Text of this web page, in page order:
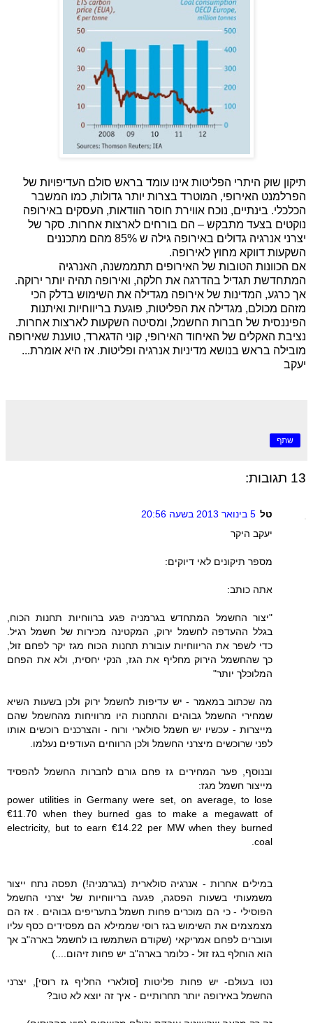
תיקון שוק היתרי הפליטות אינו עומד בראש סולם העדיפויות של
הפרלמנט האירופי, המוטרד בצרות יותר גדולות, כמו המשבר
הכלכלי. בינתיים, נוכח אווירת חוסר הוודאות, העסקים באירופה
נוקטים בצעד מתבקש – הם בורחים לארצות אחרות. סקר של
יצרני אנרגיה גדולים באירופה גילה ש 85% מהם מתכננים
השקעות דווקא מחוץ לאירופה.
אם הכוונות הטובות של האירופים תתממשנה, האנרגיה
המתחדשת תגדיל בהדרגה את חלקה, ואירופה תהיה יותר ירוקה.
אך כרגע, המדינות של אירופה מגדילה את השימוש בדלק הכי
מזהם מכולם, מגדילה את הפליטות, פוגעת בריווחיות ואיתנות
הפיננסית של חברות החשמל, ומסיטה השקעות לארצות אחרות.
נציבת האקלים של האיחוד האירופי, קוני הדגארד, טוענת שאירופה
מובילה בראש בנושא מדיניות אנרגיה ופליטות. אז היא אומרת...
יעקב
שתף
13 תגובות:
טל 5 בינואר 2013 בשעה 20:56
יעקב היקר
מספר תיקונים לאי דיוקים:
אתה כותב:
"יצור החשמל המתחדש בגרמניה פגע ברווחיות תחנות הכוח,
בגלל ההעדפה לחשמל ירוק, המקטינה מכירות של חשמל רגיל.
כדי לשפר את הריווחיות עובורת תחנות הכוח מגז יקר לפחם זול,
כך שהחשמל הירוק מחליף את הגז, הנקי יחסית, ולא את הפחם
המלוכלך יותר"
מה שכתוב במאמר - יש עדיפות לחשמל ירוק ולכן בשעות השיא
שמחירי החשמל גבוהים והתחנות היו מרוויחות מהחשמל שהם
מייצרות - עכשיו יש חשמל סולארי ורוח - והצרכנים רוכשים אותו
לפני שרוכשים מיצרני החשמל ולכן הרווחים העודפים נעלמו.
ובנוסף, פער המחירים גז פחם גורם לחברות החשמל להפסיד
מייצור חשמל מגז:
power utilities in Germany were set, on average, to lose
€11.70 when they burned gas to make a megawatt of
electricity, but to earn €14.22 per MW when they burned
coal.
במילים אחרות - אנרגיה סולארית (בגרמניה!) תפסה נתח ייצור
משמעותי בשעות הפסגה, פגעה בריווחיות של יצרני החשמל
הפוסילי - כי הם מוכרים פחות חשמל בתעריפים גבוהים . אז הם
מצמצמים את השימוש בגז רוסי שממילא הם מפסידים כסף עליו
ועוברים לפחם אמריקאי (שקודם השתמשו בו לחשמל בארה"ב אך
הוא הוחלף בגז זול - כלומר בארה"ב יש פחות זיהום....)
נטו בעולם- יש פחות פליטות [סולארי החליף גז רוסי], יצרני
החשמל באירופה יותר תחרותיים - איך זה יוצא לא טוב?